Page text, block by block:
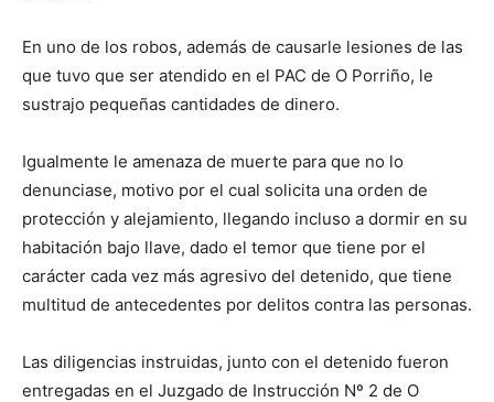
En uno de los robos, además de causarle lesiones de las
que tuvo que ser atendido en el PAC de O Porriño, le
sustrajo pequeñas cantidades de dinero.
Igualmente le amenaza de muerte para que no lo
denunciase, motivo por el cual solicita una orden de
protección y alejamiento, llegando incluso a dormir en su
habitación bajo llave, dado el temor que tiene por el
carácter cada vez más agresivo del detenido, que tiene
multitud de antecedentes por delitos contra las personas.
Las diligencias instruidas, junto con el detenido fueron
entregadas en el Juzgado de Instrucción Nº 2 de O